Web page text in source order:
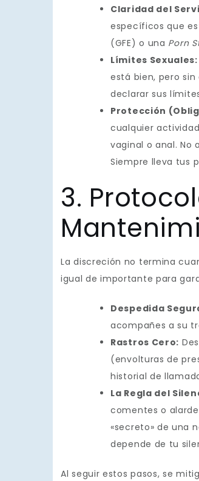
Claridad del
específicos que
(GFE) o una Porn
Límites Sexuales:
está bien, pero sin
declarar sus
Protección
cualquier
vaginal o anal. No
Siempre lleva tus
3.
La discreción no termina
igual de importante para
Despedida
acompañes a su
Rastros Cero:
(envolturas de
historial de
La Regla del
comentes o
«secreto» de una
depende de tu
Al seguir estos pasos, se